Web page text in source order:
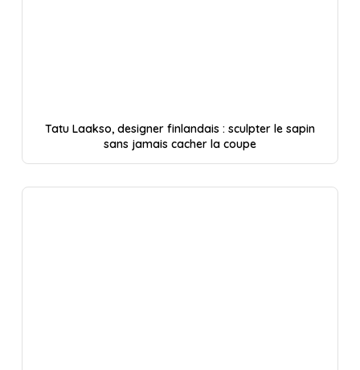
Tatu Laakso, designer finlandais : sculpter le sapin
sans jamais cacher la coupe